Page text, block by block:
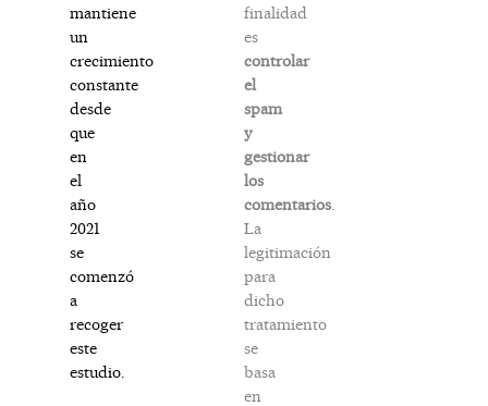
mantiene
un
crecimiento
constante
desde
que
en
el
año
2021
se
comenzó
a
recoger
este
estudio.
finalidad
es
controlar
el
spam
y
gestionar
los
comentarios.
La
legitimación
para
dicho
tratamiento
se
basa
en